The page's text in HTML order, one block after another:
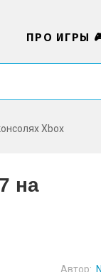
ПРО ИГРЫ
Xbox
на
Автор: